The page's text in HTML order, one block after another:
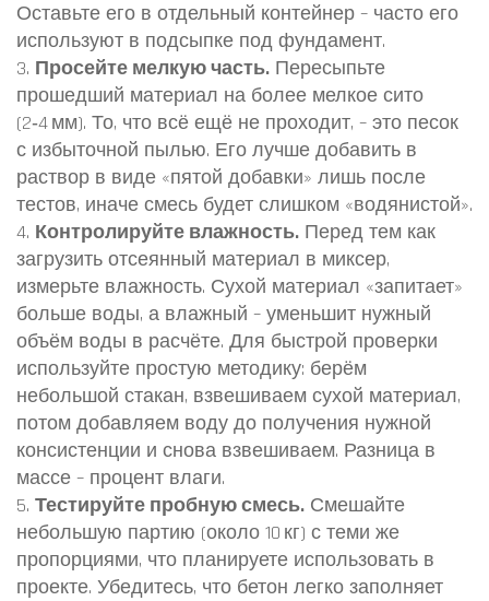
Оставьте его в отдельный контейнер – часто его
используют в подсыпке под фундамент.
3. Просейте мелкую часть. Пересыпьте
прошедший материал на более мелкое сито
(2‑4 мм). То, что всё ещё не проходит, – это песок
с избыточной пылью. Его лучше добавить в
раствор в виде «пятой добавки» лишь после
тестов, иначе смесь будет слишком «водянистой».
4. Контролируйте влажность. Перед тем как
загрузить отсеянный материал в миксер,
измерьте влажность. Сухой материал «запитает»
больше воды, а влажный – уменьшит нужный
объём воды в расчёте. Для быстрой проверки
используйте простую методику: берём
небольшой стакан, взвешиваем сухой материал,
потом добавляем воду до получения нужной
консистенции и снова взвешиваем. Разница в
массе – процент влаги.
5. Тестируйте пробную смесь. Смешайте
небольшую партию (около 10 кг) с теми же
пропорциями, что планируете использовать в
проекте. Убедитесь, что бетон легко заполняет